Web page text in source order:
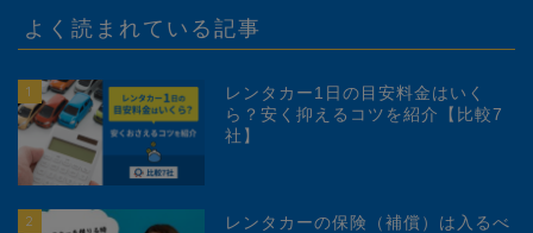
よく読まれている記事
1
レンタカー1日の目安料金はいく
ら？安く抑えるコツを紹介【比較7
社】
2
レンタカーの保険（補償）は入るべ